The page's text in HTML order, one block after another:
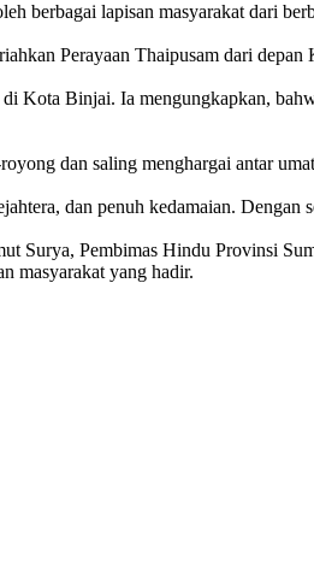
berbagai lapisan masyarakat dari
Perayaan Thaipusam dari
Kota Binjai. Ia mengungkapkan,
dan saling menghargai antar
dan penuh kedamaian. Dengan
Surya, Pembimas Hindu Provinsi
masyarakat yang hadir.